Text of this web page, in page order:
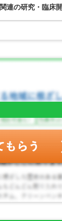
連の研究・臨床